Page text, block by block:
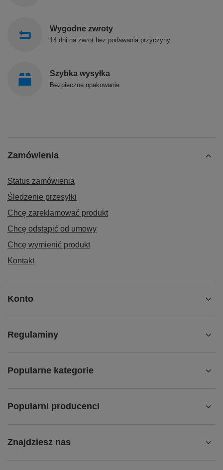
Wygodne zwroty
14 dni na zwrot bez podawania przyczyny
Szybka wysyłka
Bezpieczne opakowanie
Zamówienia
Status zamówienia
Śledzenie przesyłki
Chcę zareklamować produkt
Chcę odstąpić od umowy
Chcę wymienić produkt
Kontakt
Konto
Regulaminy
Popularne kategorie
Popularni producenci
Znajdziesz nas